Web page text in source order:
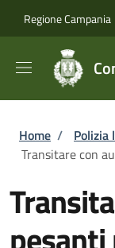
Regione Campania
Briciole
Home / Polizia
Transitare con